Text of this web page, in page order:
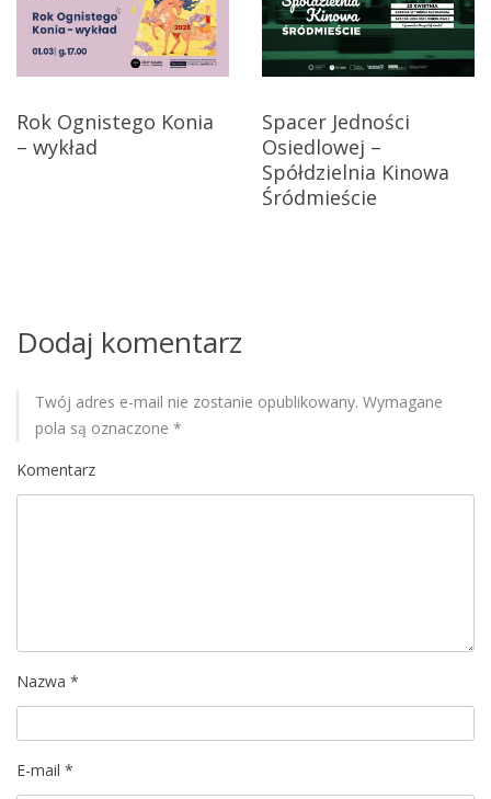
g
a
c
j
i
s
u
Rok Ognistego Konia
– wykład
Spacer Jedności
Osiedlowej –
Spółdzielnia Kinowa
Śródmieście
Dodaj komentarz
Twój adres e-mail nie zostanie opublikowany. Wymagane
pola są oznaczone *
Komentarz
Nazwa *
E-mail *